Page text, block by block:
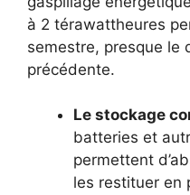
à 2 térawattheures
semestre, presque le
précédente.
Le stockage
batteries et
permettent
les restituer en